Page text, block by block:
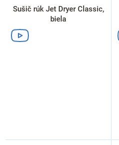
Sušič rúk Jet Dryer Classic,
biela